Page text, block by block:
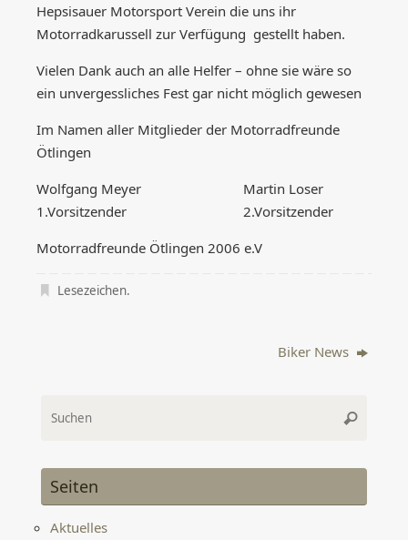
Hepsisauer Motorsport Verein die uns ihr
Motorradkarussell zur Verfügung gestellt haben.
Vielen Dank auch an alle Helfer – ohne sie wäre so
ein unvergessliches Fest gar nicht möglich gewesen
Im Namen aller Mitglieder der Motorradfreunde
Ötlingen
Wolfgang Meyer Martin Loser
1.Vorsitzender 2.Vorsitzender
Motorradfreunde Ötlingen 2006 e.V
Lesezeichen.
Biker News
Suchen
Seiten
Aktuelles